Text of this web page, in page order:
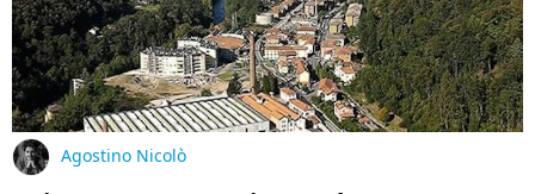
Agostino Nicolò